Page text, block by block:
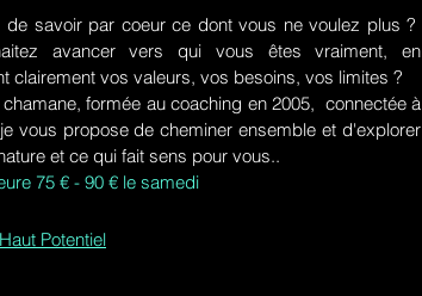
savoir par coeur ce dont vous ne voulez plus ?
avancer vers qui vous êtes vraiment, en
clairement vos valeurs, vos besoins, vos limites ?
chamane, formée au coaching en 2005, connectée à
vous propose de cheminer ensemble et d'explorer
et ce qui fait sens pour vous..
75 € - 90 € le samedi
Potentiel